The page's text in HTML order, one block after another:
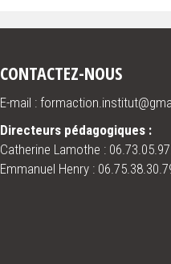
CONTACTEZ-NOUS
E-mail :
Directeurs pédagogiques :
Catherine Lamothe :
Emmanuel Henry :